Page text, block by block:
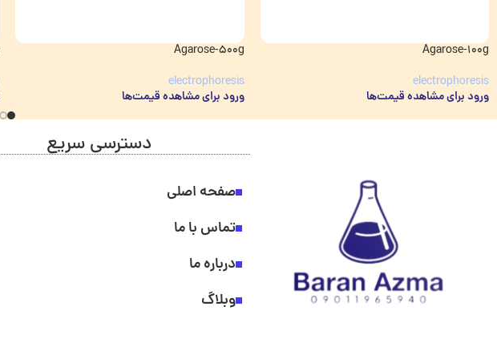
Agarose-100g
electrophoresis
ورود برای مشاهده قیمت‌ها
Agarose-500g
electrophoresis
ورود برای مشاهده قیمت‌ها
دسترسی سریع
صفحه اصلی
تماس با ما
درباره ما
وبلاگ